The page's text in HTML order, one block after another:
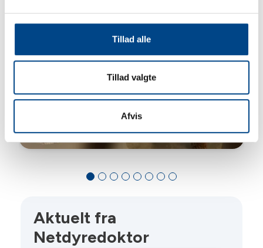
Tillad alle
Tillad valgte
Afvis
Aktuelt fra
Netdyredoktor